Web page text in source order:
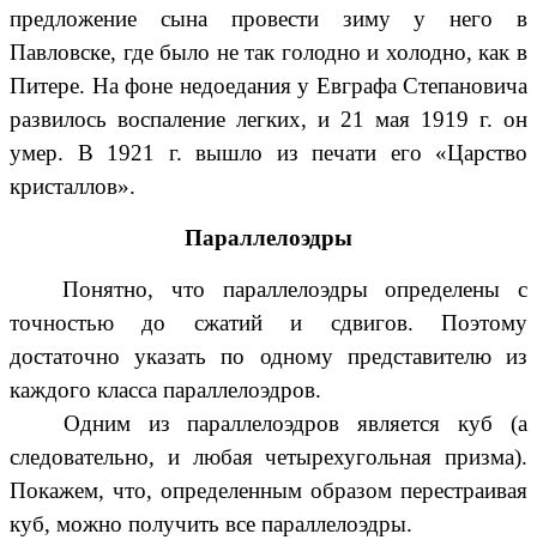
предложение сына провести зиму у него в
Павловске, где было не так голодно и холодно, как в
Питере. На фоне недоедания у Евграфа Степановича
развилось воспаление легких, и 21 мая 1919 г. он
умер. В 1921 г. вышло из печати его «Царство
кристаллов».
Параллелоэдры
Понятно, что параллелоэдры определены с
точностью до сжатий и сдвигов. Поэтому
достаточно указать по одному представителю из
каждого класса параллелоэдров.
Одним из параллелоэдров является куб (а
следовательно, и любая четырехугольная призма).
Покажем, что, определенным образом перестраивая
куб, можно получить все параллелоэдры.